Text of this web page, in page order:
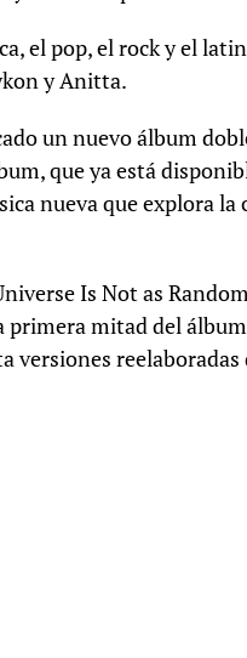
el pop, el rock y el
y Anitta.
un nuevo álbum
que ya está
nueva que explora la
Is Not as
primera mitad del
reelaboradas